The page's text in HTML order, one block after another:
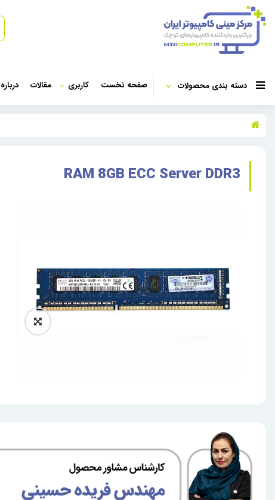
دسته بندی محصولات صفحه نخست کاربری مقالات
RAM 8GB ECC Server DDR3